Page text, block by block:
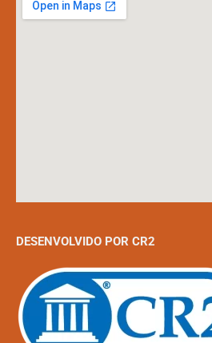
DESENVOLVIDO POR CR2